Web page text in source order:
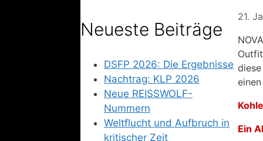
21.
Ein
Neueste Beiträge
DSFP 2026: Die Ergebnisse
Nachtrag: KLP 2026
Neue REISSWOLF-
Nummern
Weltflucht und Aufbruch in
kritischer Zeit